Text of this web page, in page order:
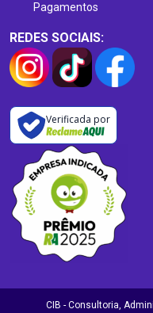
Pagamentos
REDES SOCIAIS:
Verificada por
CIB - Consultoria,